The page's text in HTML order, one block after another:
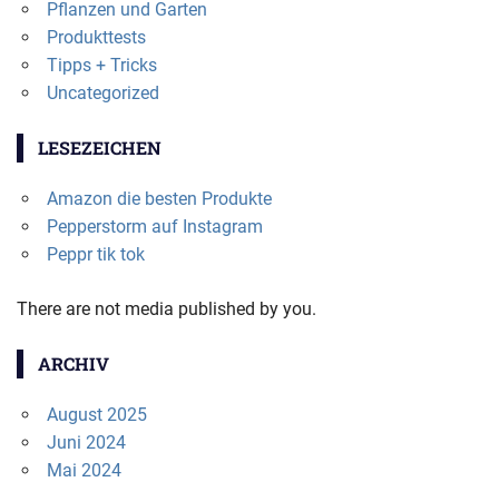
Pflanzen und Garten
Produkttests
Tipps + Tricks
Uncategorized
LESEZEICHEN
Amazon die besten Produkte
Pepperstorm auf Instagram
Peppr tik tok
There are not media published by you.
ARCHIV
August 2025
Juni 2024
Mai 2024